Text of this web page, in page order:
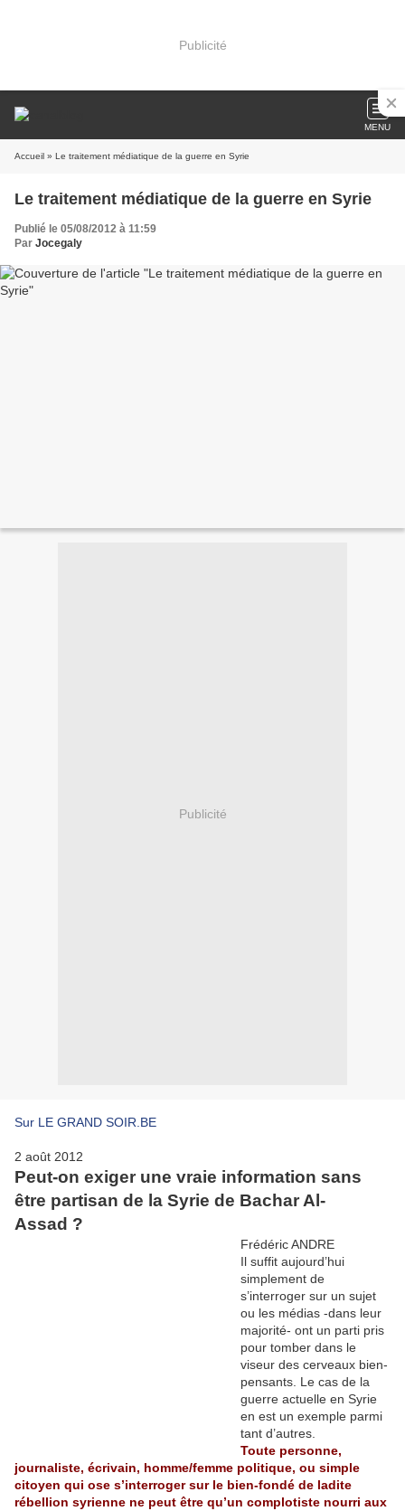
Publicité
MENU
Accueil » Le traitement médiatique de la guerre en Syrie
Le traitement médiatique de la guerre en Syrie
Publié le 05/08/2012 à 11:59
Par Jocegaly
Publicité
Sur LE GRAND SOIR.BE
2 août 2012
Peut-on exiger une vraie information sans
être partisan de la Syrie de Bachar Al-
Assad ?
Frédéric ANDRE
Il suffit aujourd’hui
simplement de
s’interroger sur un sujet
ou les médias -dans leur
majorité- ont un parti pris
pour tomber dans le
viseur des cerveaux bien-
pensants. Le cas de la
guerre actuelle en Syrie
en est un exemple parmi
tant d’autres.
Toute personne,
journaliste, écrivain, homme/femme politique, ou simple
citoyen qui ose s’interroger sur le bien-fondé de ladite
rébellion syrienne ne peut être qu’un complotiste nourri aux